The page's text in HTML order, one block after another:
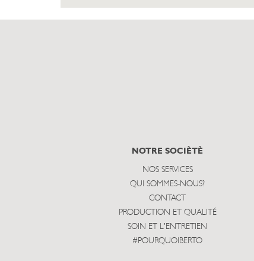
NOTRE SOCIÈTÈ
NOS SERVICES
QUI SOMMES-NOUS?
CONTACT
PRODUCTION ET QUALITÉ
SOIN ET L'ENTRETIEN
#POURQUOIBERTO